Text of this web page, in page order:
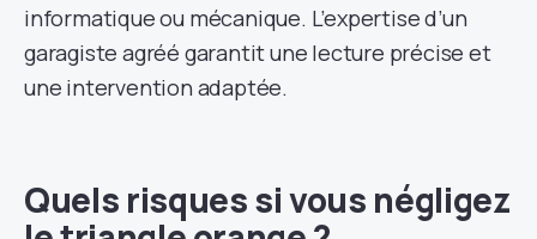
informatique ou mécanique. L’expertise d’un
garagiste agréé garantit une lecture précise et
une intervention adaptée.
Quels risques si vous négligez